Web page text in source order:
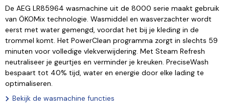
De AEG LR85964 wasmachine uit de 8000 serie maakt gebruik
van ÖKOMix technologie. Wasmiddel en wasverzachter wordt
eerst met water gemengd, voordat het bij je kleding in de
trommel komt. Het PowerClean programma zorgt in slechts 59
minuten voor volledige vlekverwijdering. Met Steam Refresh
neutraliseer je geurtjes en verminder je kreuken. PreciseWash
bespaart tot 40% tijd, water en energie door elke lading te
optimaliseren.
Bekijk de wasmachine functies